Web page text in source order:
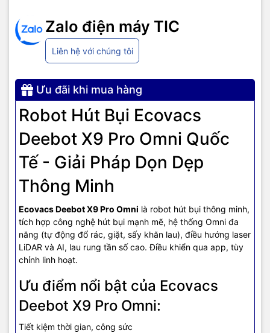
Zalo điện máy TIC
Liên hệ với chúng tôi
Ưu đãi khi mua hàng
Robot Hút Bụi Ecovacs
Deebot X9 Pro Omni Quốc
Tế - Giải Pháp Dọn Dẹp
Thông Minh
Ecovacs Deebot X9 Pro Omni là robot hút bụi thông minh,
tích hợp công nghệ hút bụi mạnh mẽ, hệ thống Omni đa
năng (tự động đổ rác, giặt, sấy khăn lau), điều hướng laser
LiDAR và AI, lau rung tần số cao. Điều khiển qua app, tùy
chỉnh linh hoạt.
Ưu điểm nổi bật của Ecovacs
Deebot X9 Pro Omni:
Tiết kiệm thời gian, công sức
Vệ sinh định kỳ các bộ phận của robot như hộp bụi, chổi
quét và khăn lau.
Đảm bảo không có vật cản trên sàn nhà trước khi robot hoạt
Sử dụng các phụ kiện chính hãng để đảm bảo hiệu suất làm
sạch tốt nhất.
Liên hệ trung tâm bảo hành ủy quyền nếu gặp sự cố kỹ
thuật.